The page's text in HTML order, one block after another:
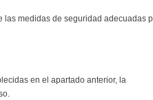
las medidas de seguridad adecuadas
en el apartado anterior, la